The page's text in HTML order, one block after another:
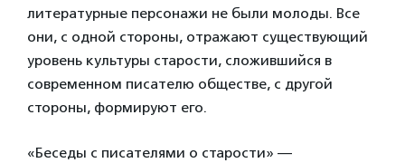
литературные персонажи не были молоды. Все
они, с одной стороны, отражают существующий
уровень культуры старости, сложившийся в
современном писателю обществе, с другой
стороны, формируют его.
«Беседы с писателями о старости» —